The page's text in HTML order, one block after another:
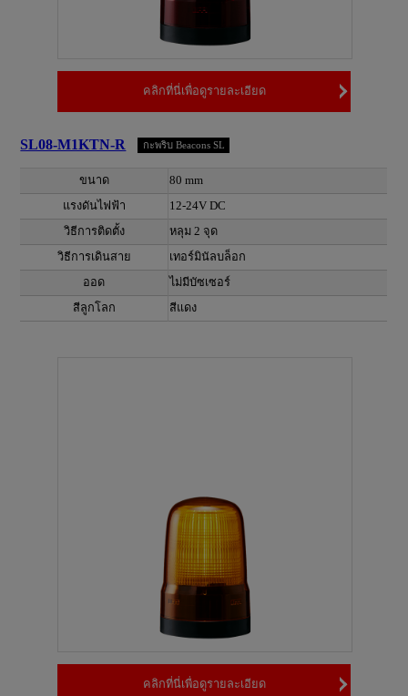
คลิกที่นี่เพื่อดูรายละเอียด
SL08-M1KTN-R กะพริบ Beacons SL
ขนาด
80 mm
แรงดันไฟฟ้า
12-24V DC
วิธีการติดตั้ง
หลุม 2 จุด
วิธีการเดินสาย
เทอร์มินัลบล็อก
ออด
ไม่มีบัซเซอร์
สีลูกโลก
สีแดง
คลิกที่นี่เพื่อดูรายละเอียด